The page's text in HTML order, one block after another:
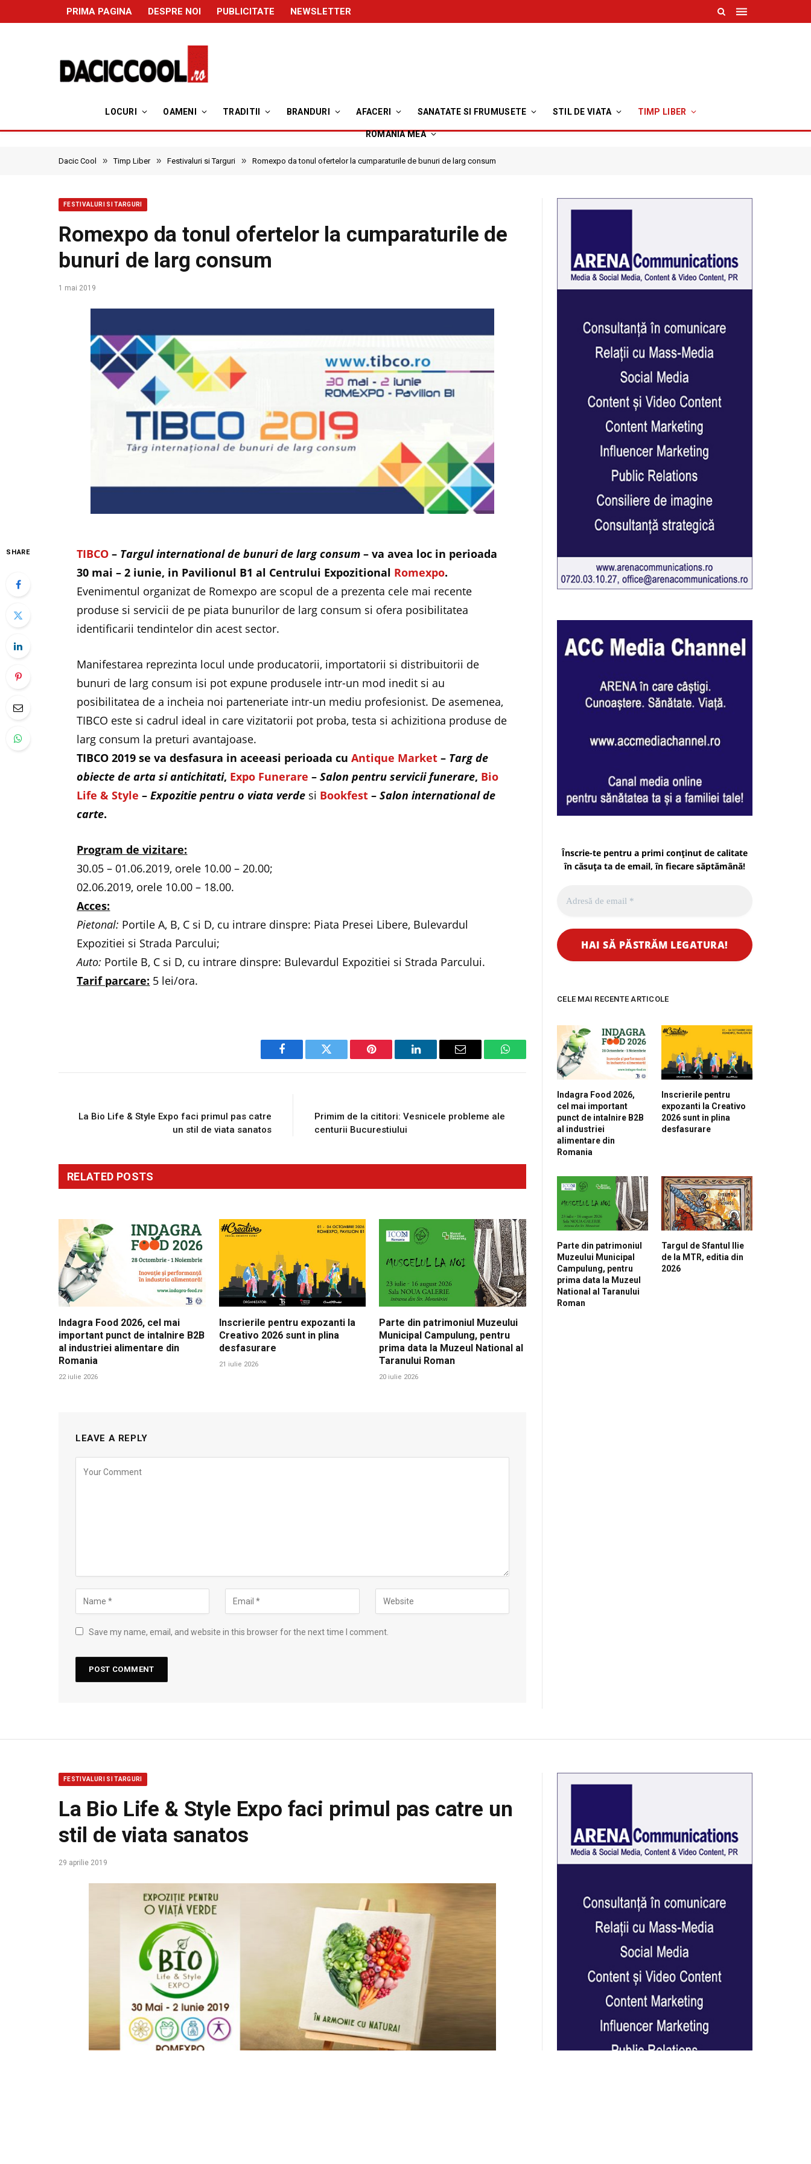
PRIMA PAGINA DESPRE NOI PUBLICITATE NEWSLETTER
LOCURI OAMENI TRADITII BRANDURI AFACERI SANATATE SI FRUMUSETE STIL DE VIATA TIMP LIBER
ROMANIA MEA
Dacic Cool » Timp Liber » Festivaluri si Targuri » Romexpo da tonul ofertelor la cumparaturile de bunuri de larg consum
FESTIVALURI SI TARGURI
Romexpo da tonul ofertelor la cumparaturile de
bunuri de larg consum
1 mai 2019
SHARE TIBCO – Targul international de bunuri de larg consum – va avea loc in perioada
30 mai – 2 iunie, in Pavilionul B1 al Centrului Expozitional Romexpo.
Evenimentul organizat de Romexpo are scopul de a prezenta cele mai recente
produse si servicii de pe piata bunurilor de larg consum si ofera posibilitatea
identificarii tendintelor din acest sector.
Manifestarea reprezinta locul unde producatorii, importatorii si distribuitorii de
bunuri de larg consum isi pot expune produsele intr-un mod inedit si au
posibilitatea de a incheia noi parteneriate intr-un mediu profesionist. De asemenea,
TIBCO este si cadrul ideal in care vizitatorii pot proba, testa si achizitiona produse de
larg consum la preturi avantajoase.
TIBCO 2019 se va desfasura in aceeasi perioada cuAntique Market – Targ de
obiecte de arta si antichitati, Expo Funerare –Salon pentru servicii funerare, Bio
Life & Style –Expozitie pentru o viata verde si Bookfest –Salon international de
carte.
Program de vizitare:
30.05 – 01.06.2019, orele 10.00 – 20.00;
02.06.2019, orele 10.00 – 18.00.
Acces:
Pietonal: Portile A, B, C si D, cu intrare dinspre: Piata Presei Libere, Bulevardul
Expozitiei si Strada Parcului;
Auto: Portile B, C si D, cu intrare dinspre: Bulevardul Expozitiei si Strada Parcului.
Tarif parcare: 5 lei/ora.
Facebook Twitter Pinterest LinkedIn Email WhatsApp
La Bio Life & Style Expo faci primul pas catre
un stil de viata sanatos
Primim de la cititori: Vesnicele probleme ale
centurii Bucurestiului
RELATED POSTS
Indagra Food 2026, cel mai
important punct de intalnire B2B
al industriei alimentare din
Romania
22 iulie 2026
Inscrierile pentru expozanti la
Creativo 2026 sunt in plina
desfasurare
21 iulie 2026
Parte din patrimoniul Muzeului
Municipal Campulung, pentru
prima data la Muzeul National al
Taranului Roman
20 iulie 2026
LEAVE A REPLY
Save my name, email, and website in this browser for the next time I comment.
Înscrie-te pentru a primi conținut de calitate
în căsuța ta de email, în fiecare săptămână!
CELE MAI RECENTE ARTICOLE
Indagra Food 2026,
cel mai important
punct de intalnire B2B
al industriei
alimentare din
Romania
Inscrierile pentru
expozanti la Creativo
2026 sunt in plina
desfasurare
Parte din patrimoniul
Muzeului Municipal
Campulung, pentru
prima data la Muzeul
National al Taranului
Roman
Targul de Sfantul Ilie
de la MTR, editia din
2026
FESTIVALURI SI TARGURI
La Bio Life & Style Expo faci primul pas catre un
stil de viata sanatos
29 aprilie 2019